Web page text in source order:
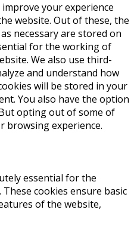
your experience
website. Out of these, the
necessary are stored on
for the working of
We also use third-
and understand how
will be stored in your
You also have the option
opting out of some of
browsing experience.
essential for the
cookies ensure basic
of the website,